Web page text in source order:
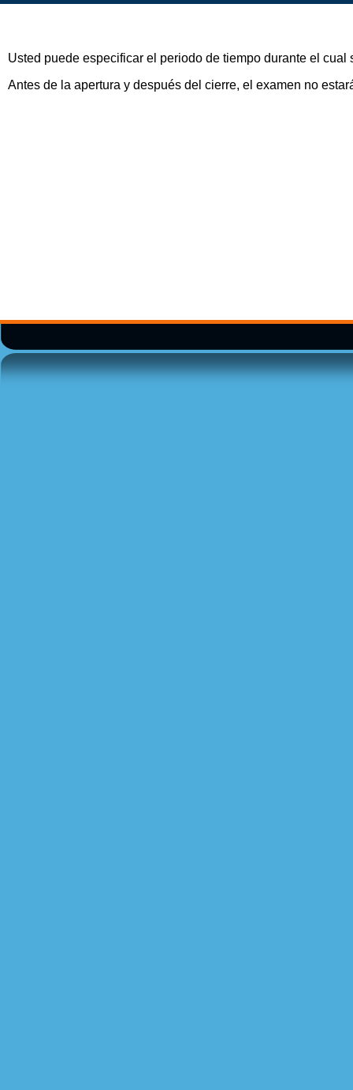
Usted puede especificar el periodo de tiempo durante el
Antes de la apertura y después del cierre, el examen no